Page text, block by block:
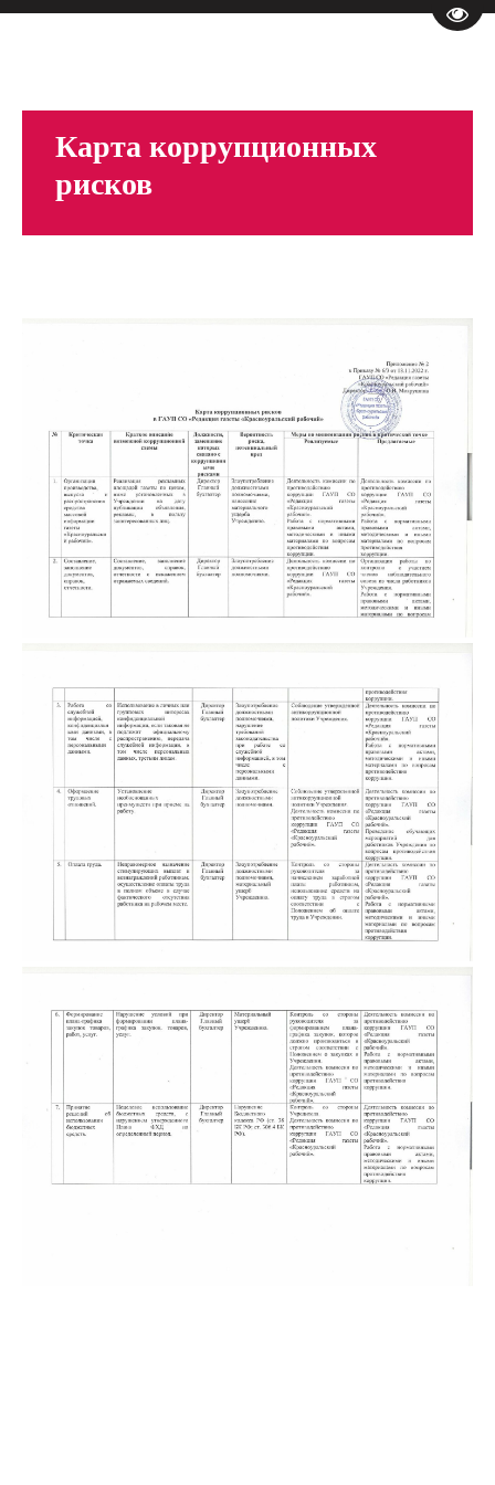
Карта коррупционных
рисков